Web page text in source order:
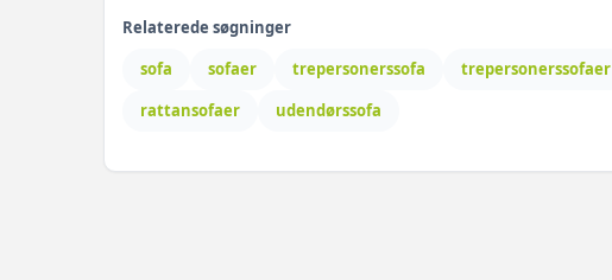
Relaterede søgninger
sofa
sofaer trepersonerssofa trepersonerssofaer
rattansofaer
udendørssofa